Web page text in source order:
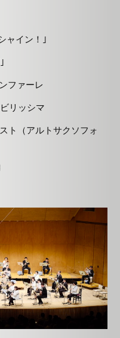
ャイン！｣
ファーレ
リッシマ
ト（アルトサクソフォ